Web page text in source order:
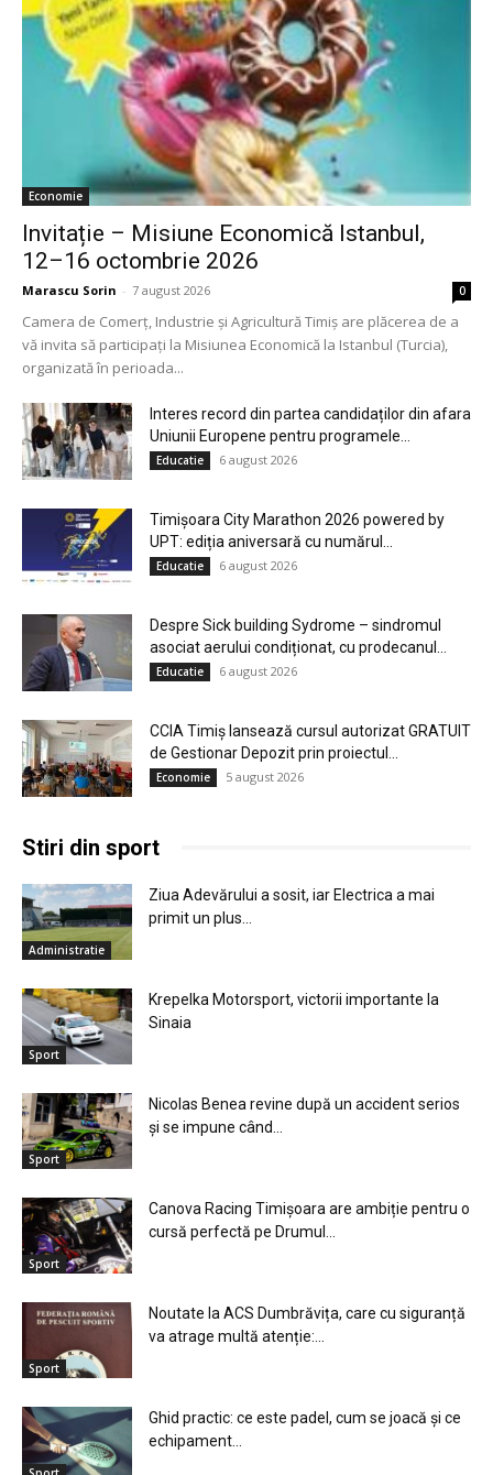
Economie
Invitație – Misiune Economică Istanbul,
12–16 octombrie 2026
Marascu Sorin - 7 august 2026 0
Camera de Comerț, Industrie și Agricultură Timiș are plăcerea de a
vă invita să participați la Misiunea Economică la Istanbul (Turcia),
organizată în perioada...
Interes record din partea candidaților din afara
Uniunii Europene pentru programele...
Educatie 6 august 2026
Timișoara City Marathon 2026 powered by
UPT: ediția aniversară cu numărul...
Educatie 6 august 2026
Despre Sick building Sydrome – sindromul
asociat aerului condiționat, cu prodecanul...
Educatie 6 august 2026
CCIA Timiș lansează cursul autorizat GRATUIT
de Gestionar Depozit prin proiectul...
Economie 5 august 2026
Stiri din sport
Administratie
Ziua Adevărului a sosit, iar Electrica a mai
primit un plus...
Sport
Krepelka Motorsport, victorii importante la
Sinaia
Sport
Nicolas Benea revine după un accident serios
și se impune când...
Sport
Canova Racing Timișoara are ambiție pentru o
cursă perfectă pe Drumul...
Sport
Noutate la ACS Dumbrăvița, care cu siguranță
va atrage multă atenție:...
Ghid practic: ce este padel, cum se joacă și ce
echipament...